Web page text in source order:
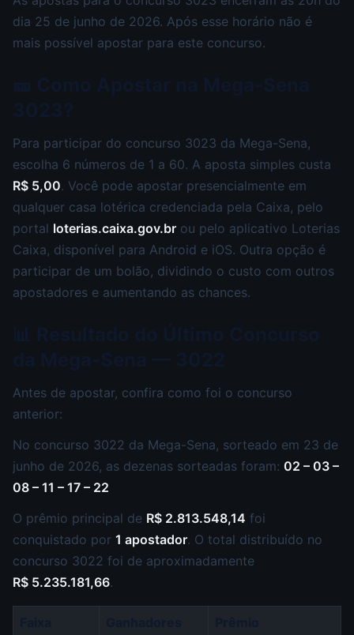
dia 25 de junho de 2026. Após esse horário não é
mais possível apostar para este concurso.
Para participar do concurso 3023 da Mega-Sena,
escolha 6 números de 1 a 60. A aposta simples custa
R$ 5,00. Você pode apostar presencialmente em
qualquer casa lotérica credenciada pela Caixa, pelo
portal loterias.caixa.gov.br ou pelo aplicativo Loterias
Caixa, disponível para Android e iOS. Outra opção é
participar de um bolão, dividindo o custo com outros
apostadores e aumentando as chances.
Antes de apostar, confira como foi o concurso
anterior:
No concurso 3022 da Mega-Sena, sorteado em 23 de
junho de 2026, as dezenas sorteadas foram: 02 – 03 –
08 – 11 – 17 – 22
O prêmio principal de R$ 2.813.548,14 foi
conquistado por 1 apostador. O total distribuído no
concurso 3022 foi de aproximadamente
R$ 5.235.181,66.